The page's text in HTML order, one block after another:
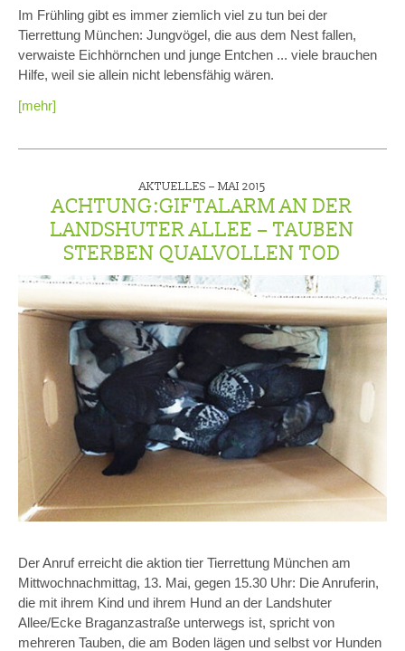
Im Frühling gibt es immer ziemlich viel zu tun bei der
Tierrettung München: Jungvögel, die aus dem Nest fallen,
verwaiste Eichhörnchen und junge Entchen ... viele brauchen
Hilfe, weil sie allein nicht lebensfähig wären.
[mehr]
AKTUELLES – MAI 2015
ACHTUNG:GIFTALARM AN DER
LANDSHUTER ALLEE – TAUBEN
STERBEN QUALVOLLEN TOD
Der Anruf erreicht die aktion tier Tierrettung München am
Mittwochnachmittag, 13. Mai, gegen 15.30 Uhr: Die Anruferin,
die mit ihrem Kind und ihrem Hund an der Landshuter
Allee/Ecke Braganzastraße unterwegs ist, spricht von
mehreren Tauben, die am Boden lägen und selbst vor Hunden